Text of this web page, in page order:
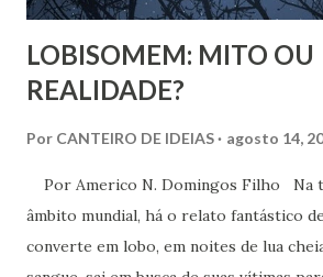
LOBISOMEM: MITO OU
REALIDADE?
Por CANTEIRO DE IDEIAS agosto 14,
Por Americo N. Domingos Filho Na
âmbito mundial, há o relato fantástico
converte em lobo, em noites de lua